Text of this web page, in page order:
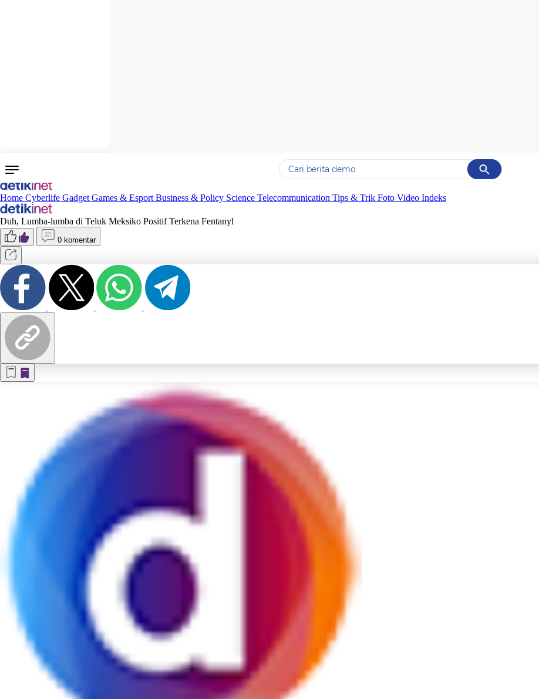
Cancel
Yang sedang ramai dicari
Terakhir yang dicari
Home Cyberlife Gadget Games & Esport Business & Policy Science Telecommunication Tips & Trik Foto Video Indeks
Duh, Lumba-lumba di Teluk Meksiko Positif Terkena Fentanyl
0 komentar